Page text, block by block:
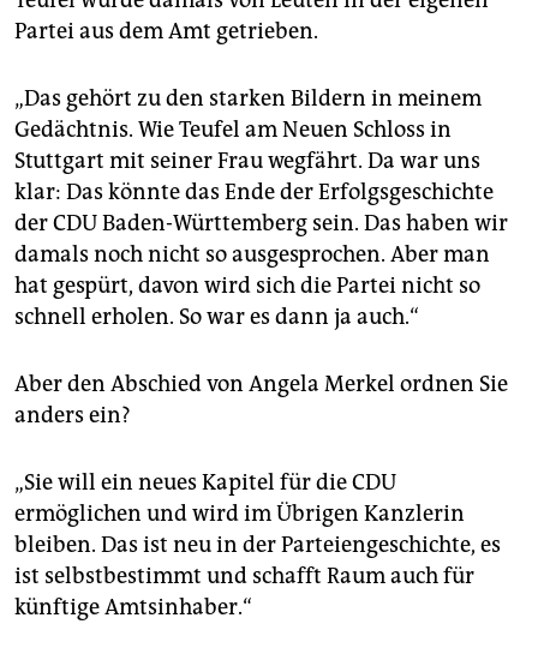
Partei aus dem Amt getrieben.
„Das gehört zu den starken Bildern in meinem
Gedächtnis. Wie Teufel am Neuen Schloss in
Stuttgart mit seiner Frau wegfährt. Da war uns
klar: Das könnte das Ende der Erfolgsgeschichte
der CDU Baden-Württemberg sein. Das haben wir
damals noch nicht so ausgesprochen. Aber man
hat gespürt, davon wird sich die Partei nicht so
schnell erholen. So war es dann ja auch.“
Aber den Abschied von Angela Merkel ordnen Sie
anders ein?
„Sie will ein neues Kapitel für die CDU
ermöglichen und wird im Übrigen Kanzlerin
bleiben. Das ist neu in der Parteiengeschichte, es
ist selbstbestimmt und schafft Raum auch für
künftige Amtsinhaber.“